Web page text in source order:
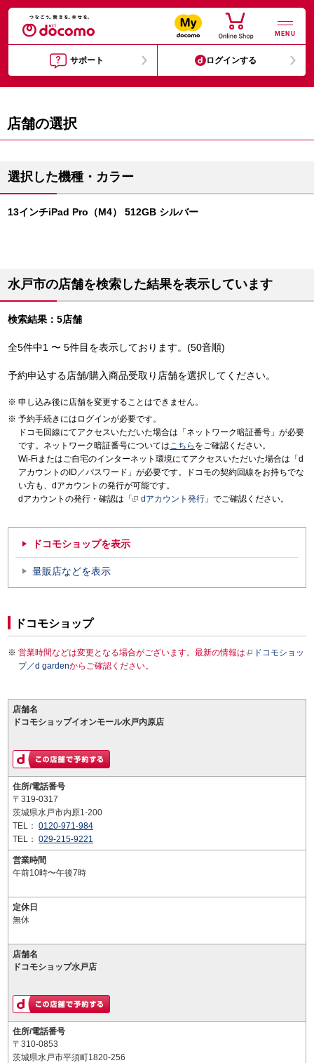
MENU
サポート ログインする
店舗の選択
選択した機種・カラー
13インチiPad Pro（M4） 512GB シルバー
水戸市の店舗を検索した結果を表示しています
検索結果：5店舗
全5件中1 〜 5件目を表示しております。(50音順)
予約申込する店舗/購入商品受取り店舗を選択してください。
申し込み後に店舗を変更することはできません。
予約手続きにはログインが必要です。
ドコモ回線にてアクセスいただいた場合は「ネットワーク暗証番号」が必要
です。ネットワーク暗証番号についてはこちら をご確認ください。
Wi-Fiまたはご自宅のインターネット環境にてアクセスいただいた場合は「d
アカウントのID／パスワード」が必要です。ドコモの契約回線をお持ちでな
い方も、dアカウントの発行が可能です。
dアカウントの発行・確認は「
dアカウント発行 」でご確認ください。
ドコモショップを表示
量販店などを表示
ドコモショップ
営業時間などは変更となる場合がございます。最新の情報は
ドコモショッ
プ／d gardenからご確認ください。
店舗名
ドコモショップイオンモール水戸内原店
住所/電話番号
〒319-0317
茨城県水戸市内原1-200
TEL： 0120-971-984
TEL： 029-215-9221
営業時間
午前10時〜午後7時
定休日
無休
店舗名
ドコモショップ水戸店
住所/電話番号
〒310-0853
茨城県水戸市平須町1820-256